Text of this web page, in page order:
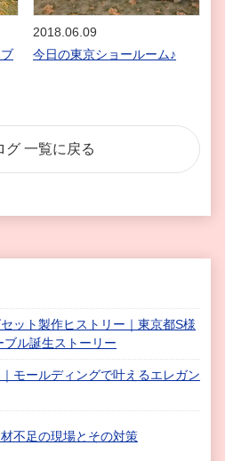
2018.06.09
今日の東京ショールーム♪
グ 一覧に戻る
ット製作ヒストリー｜東京都S様
ル誕生ストーリー
モールディングで叶えるエレガン
不足の現場とその対策